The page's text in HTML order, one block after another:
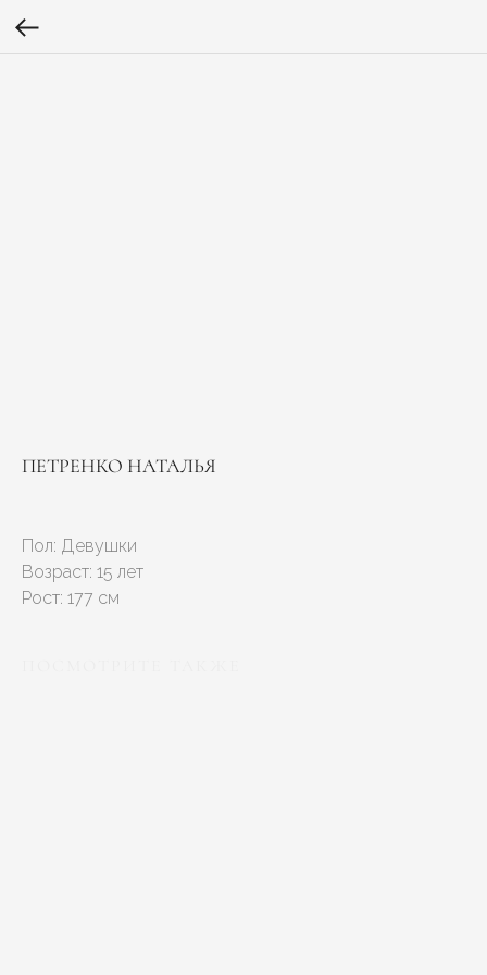
ПЕТРЕНКО НАТАЛЬЯ
Пол: Девушки
Возраст: 15 лет
Рост: 177 см